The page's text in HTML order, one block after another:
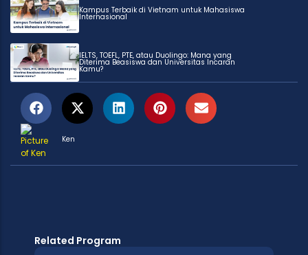
Kampus Terbaik di Vietnam untuk Mahasiswa
Internasional
IELTS, TOEFL, PTE, atau Duolingo: Mana yang
Diterima Beasiswa dan Universitas Incaran
Kamu?
Ken
Related Program